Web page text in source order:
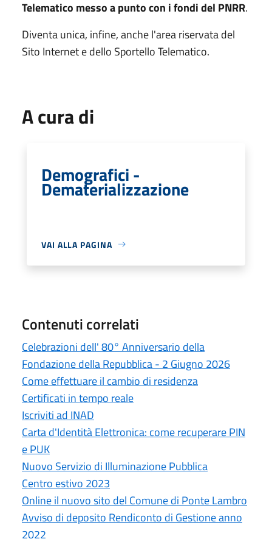
Telematico messo a punto con i fondi del PNRR.
Diventa unica, infine, anche l'area riservata del
Sito Internet e dello Sportello Telematico.
A cura di
Demografici -
Dematerializzazione
VAI ALLA PAGINA
Contenuti correlati
Celebrazioni dell' 80° Anniversario della
Fondazione della Repubblica - 2 Giugno 2026
Come effettuare il cambio di residenza
Certificati in tempo reale
Iscriviti ad INAD
Carta d'Identità Elettronica: come recuperare PIN
e PUK
Nuovo Servizio di Illuminazione Pubblica
Centro estivo 2023
Online il nuovo sito del Comune di Ponte Lambro
Avviso di deposito Rendiconto di Gestione anno
2022